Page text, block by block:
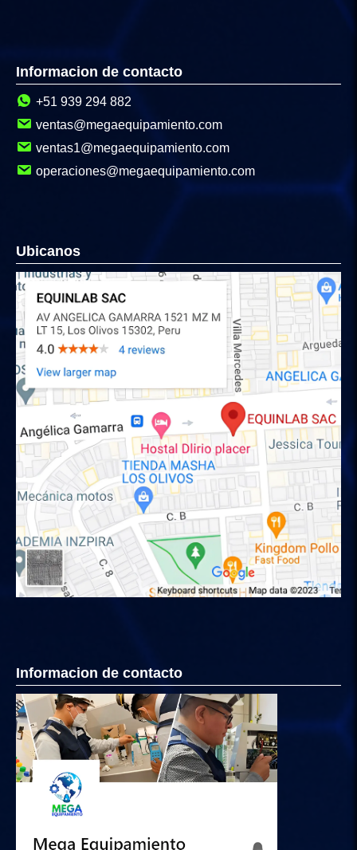
Informacion de contacto
+51 939 294 882
ventas@megaequipamiento.com
ventas1@megaequipamiento.com
operaciones@megaequipamiento.com
Ubicanos
Informacion de contacto